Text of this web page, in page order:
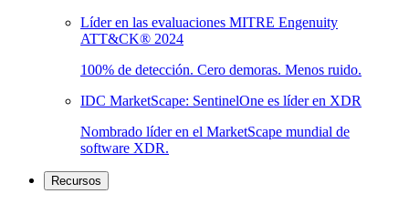
Líder en las evaluaciones MITRE Engenuity
ATT&CK® 2024
100% de detección. Cero demoras. Menos ruido.
IDC MarketScape: SentinelOne es líder en XDR
Nombrado líder en el MarketScape mundial de
software XDR.
Recursos